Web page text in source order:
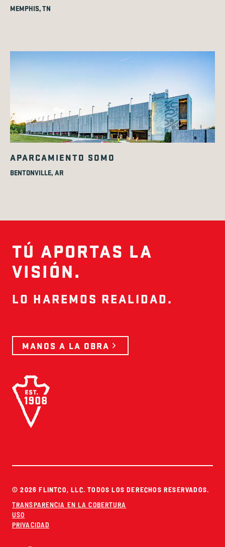
MEMPHIS, TN
APARCAMIENTO SOMO
BENTONVILLE, AR
TÚ APORTAS LA
VISIÓN.
LO HAREMOS REALIDAD.
MANOS A LA OBRA
© 2026 FLINTCO, LLC. TODOS LOS DERECHOS RESERVADOS.
TRANSPARENCIA EN LA COBERTURA
USO
PRIVACIDAD